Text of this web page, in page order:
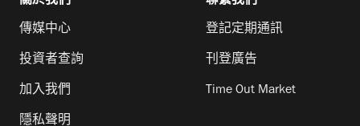
傳媒中心
投資者查詢
加入我們
隱私聲明
登記定期通訊
刊登廣告
Time Out Market